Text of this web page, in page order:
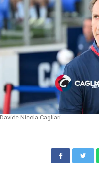
Davide Nicola Cagliari